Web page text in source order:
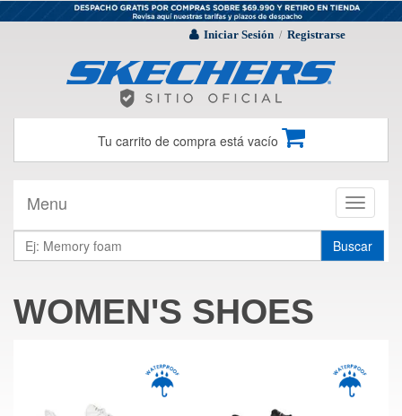
Iniciar Sesión / Registrarse
Tu carrito de compra está vacío
Toggle
Menu
Buscar
WOMEN'S SHOES